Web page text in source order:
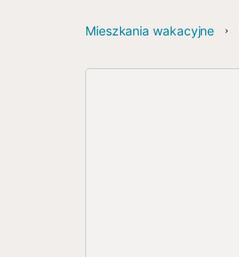
Mieszkania wakacyjne